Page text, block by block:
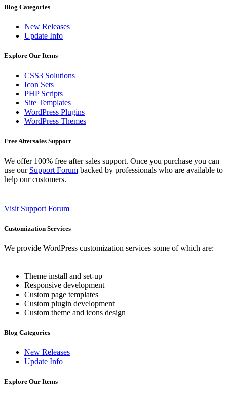
Blog Categories
New Releases
Update Info
Explore Our Items
CSS3 Solutions
Icon Sets
PHP Scripts
Site Templates
WordPress Plugins
WordPress Themes
Free Aftersales Support
We offer 100% free after sales support. Once you purchase you can
use our Support Forum backed by professionals who are available to
help our customers.
Visit Support Forum
Customization Services
We provide WordPress customization services some of which are:
Theme install and set-up
Responsive development
Custom page templates
Custom plugin development
Custom theme and icons design
Blog Categories
New Releases
Update Info
Explore Our Items